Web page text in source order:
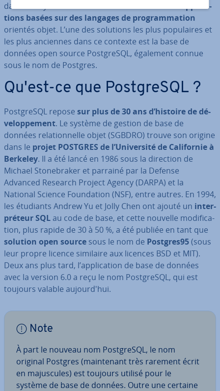
dans des systèmes re­la­tion­nels en utilisant des
ap­pli­ca­
tions basées sur des langages de pro­gram­ma­tion
orientés objet. L’une des solutions les plus po­pu­laires et
les plus anciennes dans ce contexte est la base de
données open source Post­greSQL, également connue
sous le nom de Postgres.
Qu'est-ce que Post­greSQL ?
Post­greSQL repose sur plus de 30 ans d’histoire de dé­
ve­lop­pe­ment. Le système de gestion de base de
données re­la­tion­nelle objet (SGBDRO) trouve son origine
dans le projet POSTGRES de l’Uni­ver­sité de Ca­li­for­nie à
Berkeley. Il a été lancé en 1986 sous la direction de
Michael Sto­ne­bra­ker et parrainé par la Defense
Advanced Research Project Agency (DARPA) et la
National Science Foun­da­tion (NSF), entre autres. En 1994,
les étudiants Andrew Yu et Jolly Chen ont ajouté un in­ter­
pré­teur SQLau code de base, et cette nouvelle mo­di­fi­ca­
tion, plus rapide de 30 à 50 %, a été publiée en tant que
solution open source sous le nom de Postgres95(sous
leur propre licence similaire aux licences BSD et MIT).
Deux ans plus tard, l’ap­pli­ca­tion de base de données
avec la version 6.0 a reçu le nom Post­greSQL, qui est
toujours valable au­jour­d'hui.
Note
À part le nouveau nom Post­greSQL, le nom
original Postgres (main­te­nant très rarement écrit
en ma­jus­cules) est toujours utilisé pour le
système de base de données. Outre une certaine